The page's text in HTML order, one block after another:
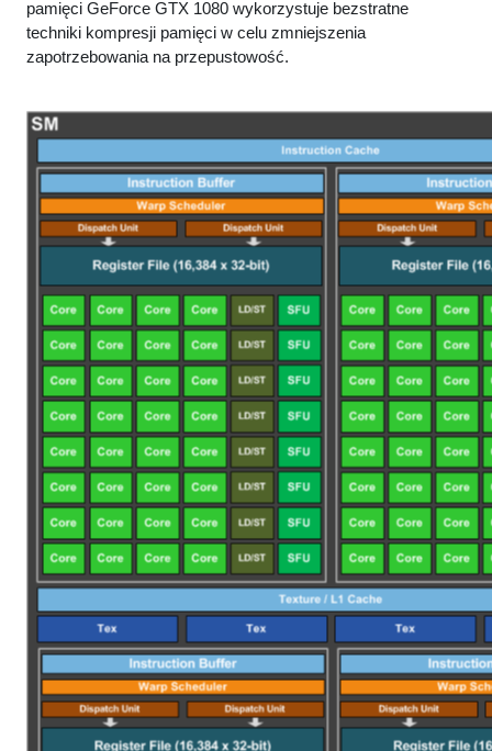
pamięci GeForce GTX 1080 wykorzystuje bezstratne
techniki kompresji pamięci w celu zmniejszenia
zapotrzebowania na przepustowość.